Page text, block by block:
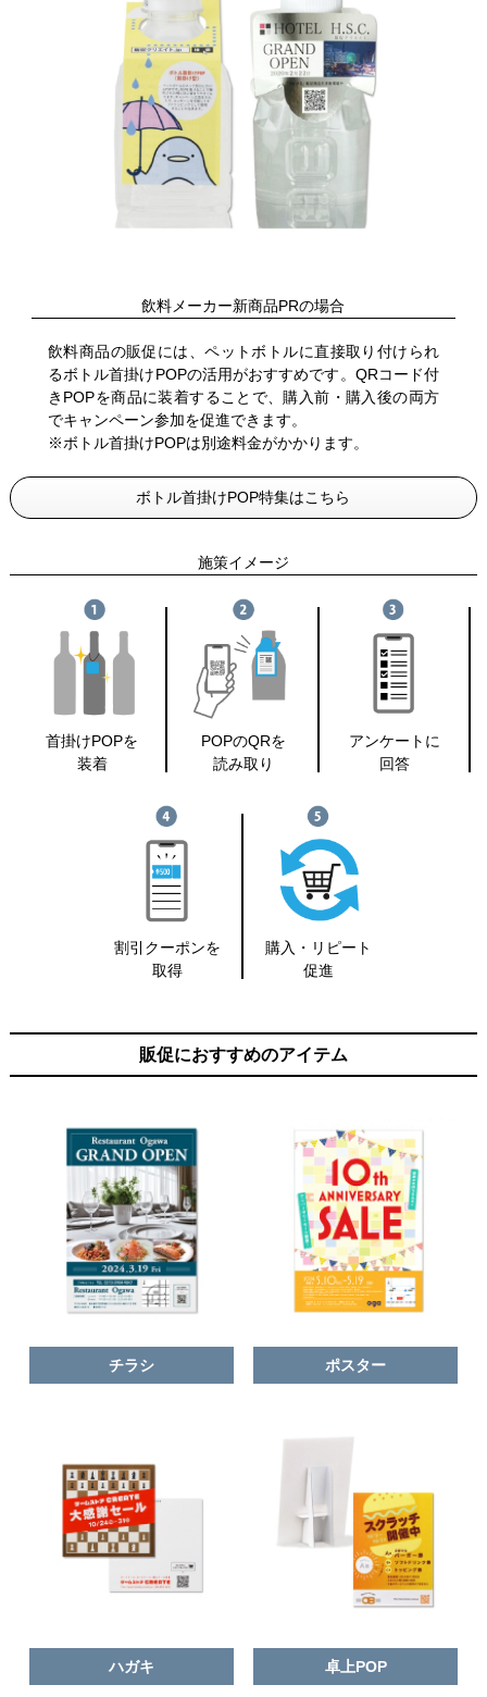
飲料メーカー新商品PRの場合
飲料商品の販促には、ペットボトルに直接取り付けられ
るボトル首掛けPOPの活用がおすすめです。QRコード付
きPOPを商品に装着することで、購入前・購入後の両方
でキャンペーン参加を促進できます。
※ボトル首掛けPOPは別途料金がかかります。
ボトル首掛けPOP特集はこちら
施策イメージ
首掛けPOPを
装着
POPのQRを
読み取り
アンケートに
回答
割引クーポンを
取得
購入・リピート
促進
販促におすすめのアイテム
チラシ ポスター
ハガキ 卓上POP